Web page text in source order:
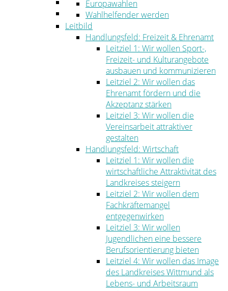
Ordnung
Europawahlen
Wahlhelfender werden
Leitbild
Handlungsfeld: Freizeit & Ehrenamt
Leitziel 1: Wir wollen Sport-,
Freizeit- und Kulturangebote
ausbauen und kommunizieren
Leitziel 2: Wir wollen das
Ehrenamt fördern und die
Akzeptanz stärken
Leitziel 3: Wir wollen die
Vereinsarbeit attraktiver
gestalten
Handlungsfeld: Wirtschaft
Leitziel 1: Wir wollen die
wirtschaftliche Attraktivität des
Landkreises steigern
Leitziel 2: Wir wollen dem
Fachkräftemangel
entgegenwirken
Leitziel 3: Wir wollen
Jugendlichen eine bessere
Berufsorientierung bieten
Leitziel 4: Wir wollen das Image
des Landkreises Wittmund als
Lebens- und Arbeitsraum